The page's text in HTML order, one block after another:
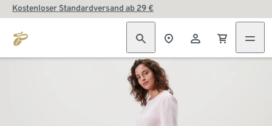
Kostenloser Standardversand ab 29 €